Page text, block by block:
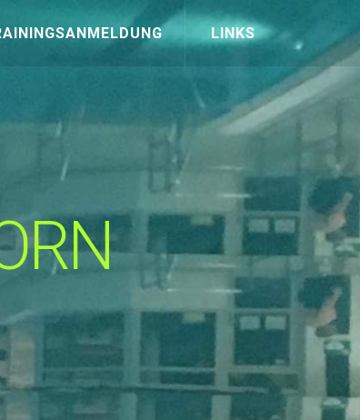
LINKS